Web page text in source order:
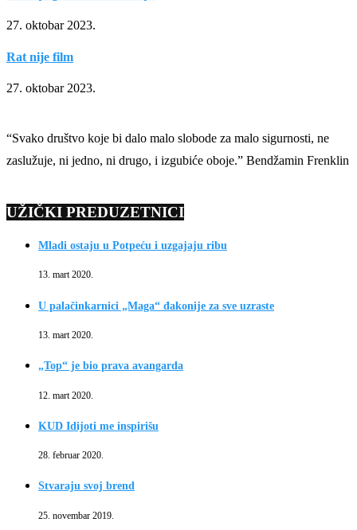
27. oktobar 2023.
Rat nije film
27. oktobar 2023.
“Svako društvo koje bi dalo malo slobode za malo sigurnosti, ne
zaslužuje, ni jedno, ni drugo, i izgubiće oboje.” Bendžamin Frenklin
UŽIČKI PREDUZETNICI
Mladi ostaju u Potpeću i uzgajaju ribu
13. mart 2020.
U palačinkarnici „Maga“ đakonije za sve uzraste
13. mart 2020.
„Top“ je bio prava avangarda
12. mart 2020.
KUD Idijoti me inspirišu
28. februar 2020.
Stvaraju svoj brend
25. novembar 2019.